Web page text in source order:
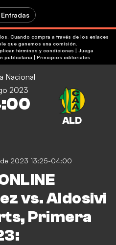
Entradas
Cuando compra a través de los enlaces
que ganemos una comisión.
publicitaria | Principios editoriales
Nacional
2023
de 2023 13:25-04:00
vs. Aldosivi
Primera